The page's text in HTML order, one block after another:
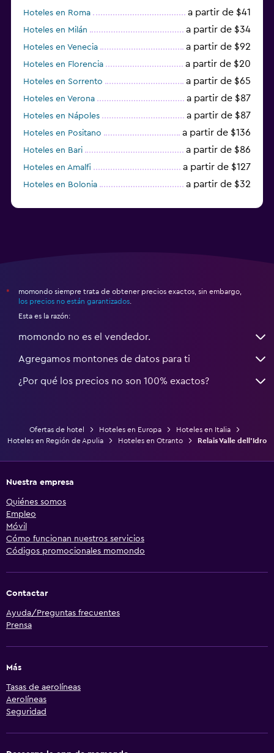
Hoteles en Roma a partir de $41
Hoteles en Milán a partir de $34
Hoteles en Venecia a partir de $92
Hoteles en Florencia a partir de $20
Hoteles en Sorrento a partir de $65
Hoteles en Verona a partir de $87
Hoteles en Nápoles a partir de $87
Hoteles en Positano a partir de $136
Hoteles en Bari a partir de $86
Hoteles en Amalfi a partir de $127
Hoteles en Bolonia a partir de $32
*
momondo siempre trata de obtener precios exactos, sin embargo,
los precios no están garantizados
Esta es la razón:
momondo no es el vendedor.
Agregamos montones de datos para ti
¿Por qué los precios no son 100% exactos?
Ofertas de hotel Hoteles en Europa
Hoteles en Italia
Hoteles en Región de Apulia
Hoteles en Otranto Relais Valle dell'Idro
Nuestra empresa
Quiénes somos
Empleo
Móvil
Cómo funcionan nuestros servicios
Códigos promocionales momondo
Contactar
Ayuda/Preguntas frecuentes
Prensa
Más
Tasas de aerolíneas
Aerolíneas
Seguridad